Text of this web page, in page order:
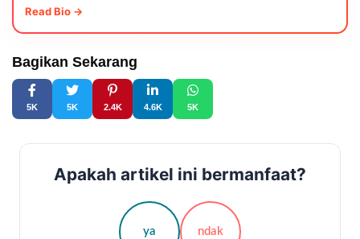
Read Bio →
Bagikan Sekarang
5K 5K 2.4K 4.6K 5K
Apakah artikel ini bermanfaat?
ya ndak